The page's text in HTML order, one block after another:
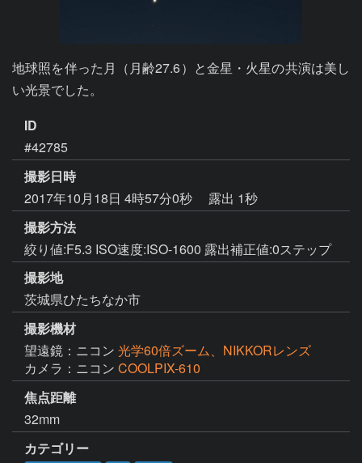
地球照を伴った月（月齢27.6）と金星・火星の共演は美し
い光景でした。
ID
#42785
撮影日時
2017年10月18日 4時57分0秒
露出 1秒
撮影方法
絞り値:F5.3 ISO速度:ISO-1600 露出補正値:0ステップ
撮影地
茨城県ひたちなか市
撮影機材
望遠鏡：ニコン 光学60倍ズーム、NIKKORレンズ
カメラ：ニコン COOLPIX-610
焦点距離
32mm
カテゴリー